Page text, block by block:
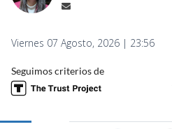
Viernes 07 Agosto, 2026 | 23:56
Seguimos criterios de